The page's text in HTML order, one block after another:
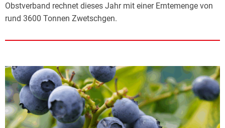
Obstverband rechnet dieses Jahr mit einer Erntemenge von
rund 3600 Tonnen Zwetschgen.